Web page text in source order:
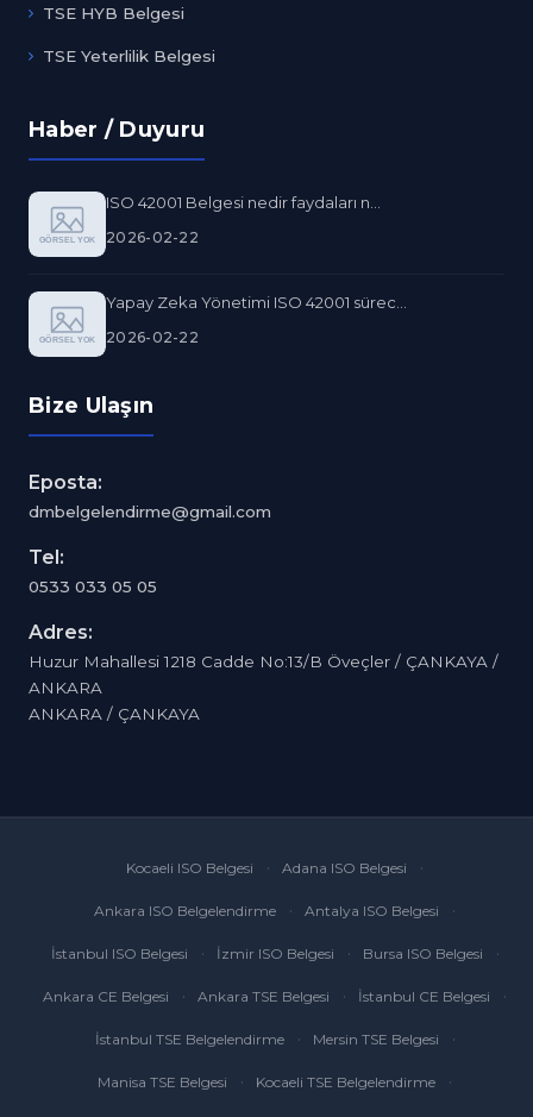
TSE HYB Belgesi
TSE Yeterlilik Belgesi
Haber / Duyuru
ISO 42001 Belgesi nedir faydaları n...
2026-02-22
Yapay Zeka Yönetimi ISO 42001 sürec...
2026-02-22
Bize Ulaşın
Eposta:
dmbelgelendirme@gmail.com
Tel:
0533 033 05 05
Adres:
Huzur Mahallesi 1218 Cadde No:13/B Öveçler / ÇANKAYA /
ANKARA
ANKARA / ÇANKAYA
Kocaeli ISO Belgesi Adana ISO Belgesi
Ankara ISO Belgelendirme Antalya ISO Belgesi
İstanbul ISO Belgesi İzmir ISO Belgesi Bursa ISO Belgesi
Ankara CE Belgesi Ankara TSE Belgesi İstanbul CE Belgesi
İstanbul TSE Belgelendirme Mersin TSE Belgesi
Manisa TSE Belgesi Kocaeli TSE Belgelendirme